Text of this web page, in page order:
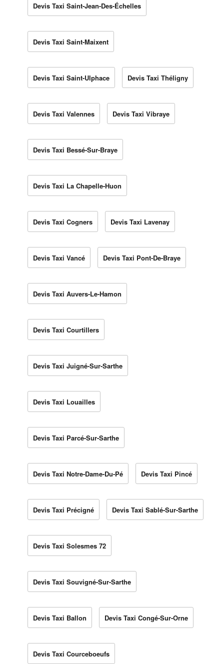
Devis Taxi Saint-Jean-Des-Échelles
Devis Taxi Saint-Maixent
Devis Taxi Saint-Ulphace Devis Taxi Théligny
Devis Taxi Valennes Devis Taxi Vibraye
Devis Taxi Bessé-Sur-Braye
Devis Taxi La Chapelle-Huon
Devis Taxi Cogners Devis Taxi Lavenay
Devis Taxi Vancé Devis Taxi Pont-De-Braye
Devis Taxi Auvers-Le-Hamon
Devis Taxi Courtillers
Devis Taxi Juigné-Sur-Sarthe
Devis Taxi Louailles
Devis Taxi Parcé-Sur-Sarthe
Devis Taxi Notre-Dame-Du-Pé Devis Taxi Pincé
Devis Taxi Précigné Devis Taxi Sablé-Sur-Sarthe
Devis Taxi Solesmes 72
Devis Taxi Souvigné-Sur-Sarthe
Devis Taxi Ballon Devis Taxi Congé-Sur-Orne
Devis Taxi Courceboeufs